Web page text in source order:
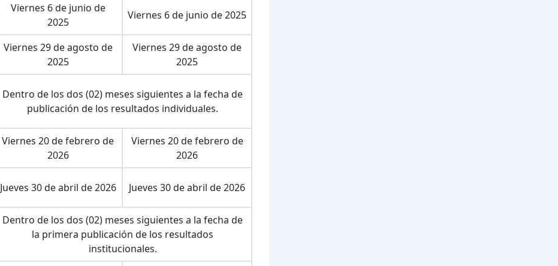
Viernes 6 de junio de
2025
Viernes 6 de junio de 2025
Viernes 29 de agosto de
2025
Viernes 29 de agosto de
2025
Dentro de los dos (02) meses siguientes a la fecha de
publicación de los resultados individuales.
Viernes 20 de febrero de
2026
Viernes 20 de febrero de
2026
Jueves 30 de abril de 2026 Jueves 30 de abril de 2026
Dentro de los dos (02) meses siguientes a la fecha de
la primera publicación de los resultados
institucionales.